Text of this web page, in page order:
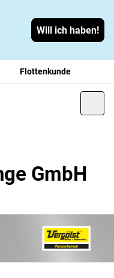
Will ich haben!
Flottenkunde
GmbH